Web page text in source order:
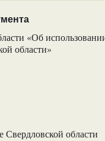
«Об
области»
Свердловской области